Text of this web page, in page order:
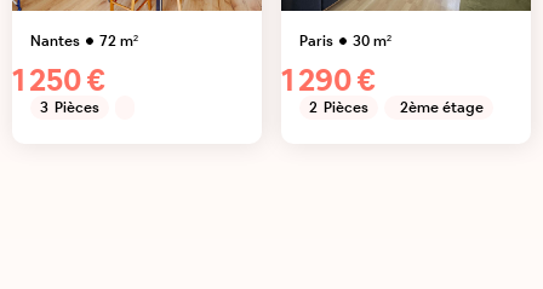
Nantes 72m²
1 250 €
3 Pièces
Paris 30m²
1 290 €
2 Pièces 2ème étage